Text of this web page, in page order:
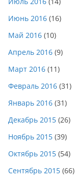
Июнь 2016 (16)
Май 2016 (10)
Апрель 2016 (9)
Март 2016 (11)
Февраль 2016 (31)
Январь 2016 (31)
Декабрь 2015 (26)
Ноябрь 2015 (39)
Октябрь 2015 (54)
Сентябрь 2015 (66)